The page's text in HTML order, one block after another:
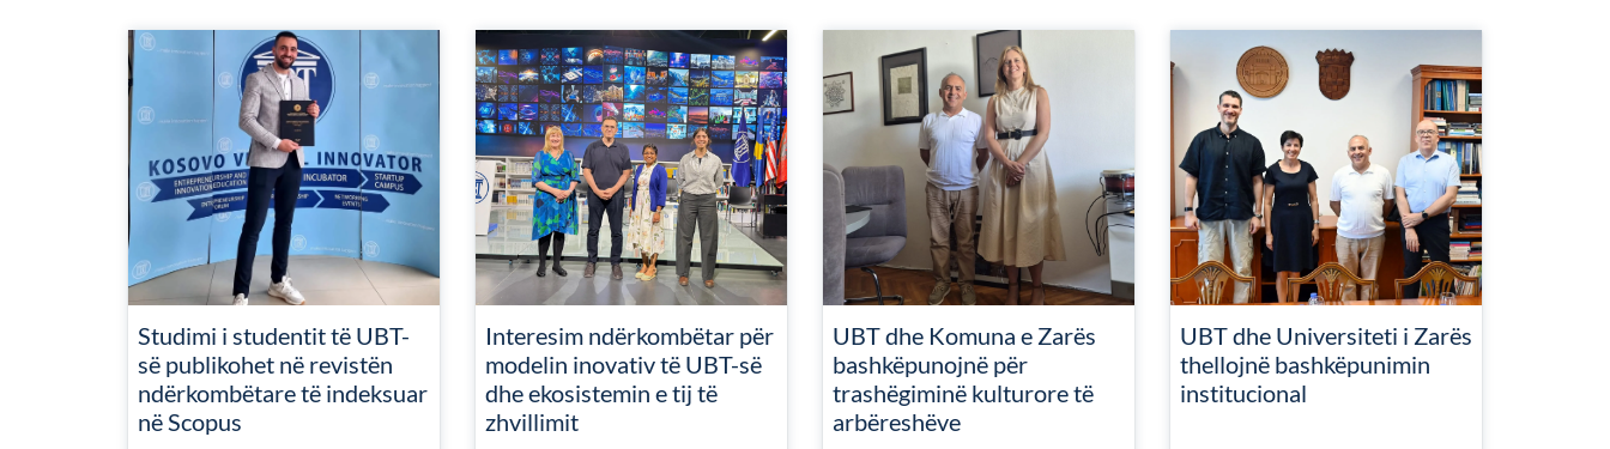
Studimi i studentit të UBT-
së publikohet në revistën
ndërkombëtare të indeksuar
në Scopus
Interesim ndërkombëtar për
modelin inovativ të UBT-së
dhe ekosistemin e tij të
zhvillimit
UBT dhe Komuna e Zarës
bashkëpunojnë për
trashëgiminë kulturore të
arbëreshëve
UBT dhe Universiteti i Zarës
thellojnë bashkëpunimin
institucional